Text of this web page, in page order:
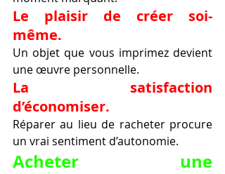
Le plaisir de créer soi-
même.
Un objet que vous imprimez devient
une œuvre personnelle.
La satisfaction
d’économiser.
Réparer au lieu de racheter procure
un vrai sentiment d’autonomie.
Acheter une